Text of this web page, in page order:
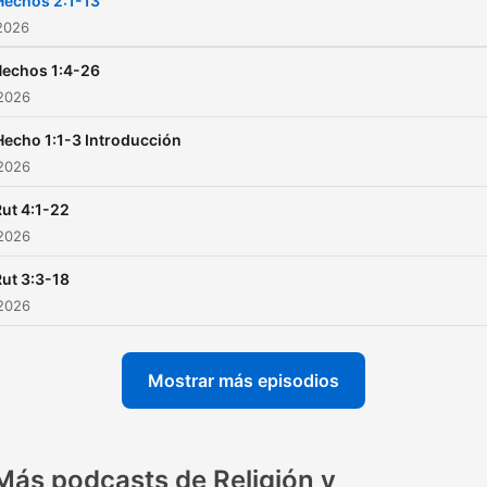
que ponemos a tu
1:4-26
1:1-3 Introducción
4:1-22
3:3-18
Mostrar más episodios
podcasts de Religión y